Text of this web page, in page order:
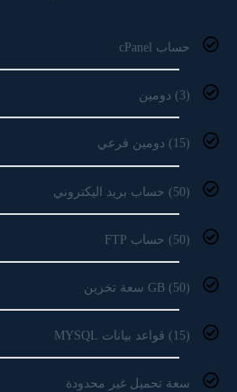
حساب cPanel
(3) دومين
(15) دومين فرعي
(50) حساب بريد اليكتروني
(50) حساب FTP
(50) GB سعة تخزين
(15) قواعد بيانات MYSQL
سعة تحميل غير محدودة